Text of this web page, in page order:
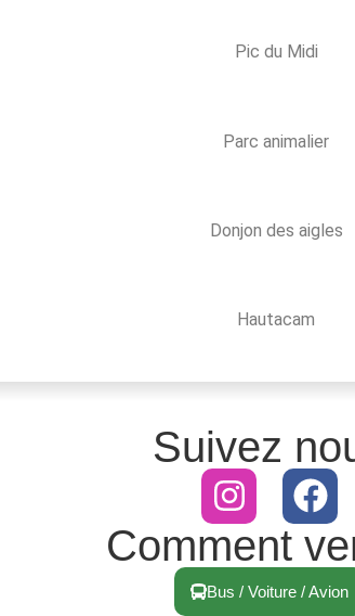
Pic du Midi
Parc animalier
Donjon des aigles
Hautacam
Suivez
Comment
Bus / Voiture / Avion